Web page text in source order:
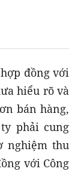
đồng với
hiểu rõ và
bán hàng,
phải cung
nghiệm thu
với Công